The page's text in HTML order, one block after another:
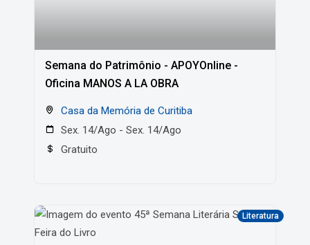
Semana do Patrimônio - APOYOnline -
Oficina MANOS A LA OBRA
Casa da Memória de Curitiba
Sex. 14/Ago - Sex. 14/Ago
Gratuito
Literatura